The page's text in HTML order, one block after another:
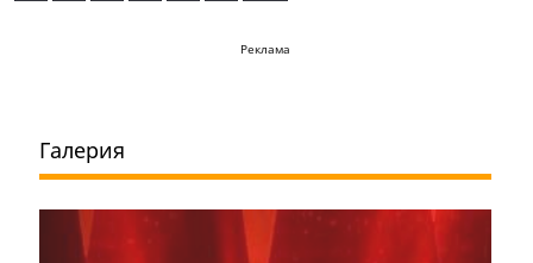
Реклама
Галерия